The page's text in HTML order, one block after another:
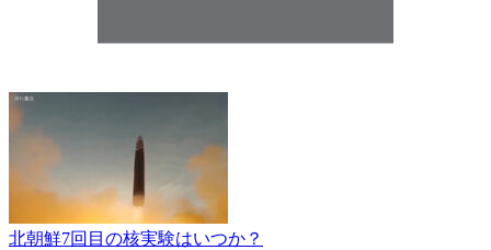
北朝鮮7回目の核実験はいつか？